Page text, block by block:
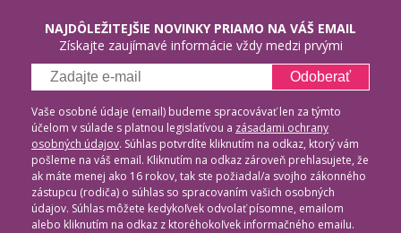
NAJDÔLEŽITEJŠIE NOVINKY PRIAMO NA VÁŠ EMAIL
Získajte zaujímavé informácie vždy medzi prvými
Odoberať
Vaše osobné údaje (email) budeme spracovávať len za týmto
účelom v súlade s platnou legislatívou a zásadami ochrany
osobných údajov. Súhlas potvrdíte kliknutím na odkaz, ktorý vám
pošleme na váš email. Kliknutím na odkaz zároveň prehlasujete, že
ak máte menej ako 16 rokov, tak ste požiadal/a svojho zákonného
zástupcu (rodiča) o súhlas so spracovaním vašich osobných
údajov. Súhlas môžete kedykoľvek odvolať písomne, emailom
alebo kliknutím na odkaz z ktoréhokoľvek informačného emailu.